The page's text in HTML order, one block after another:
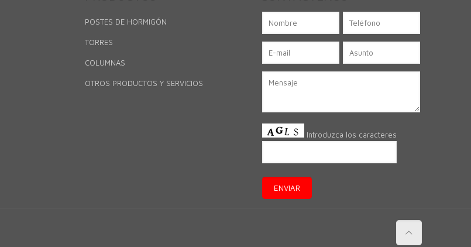
POSTES DE HORMIGÓN
TORRES
COLUMNAS
OTROS PRODUCTOS Y SERVICIOS
Introduzca los caracteres